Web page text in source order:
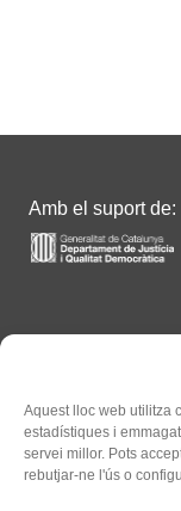
Aquest lloc web utilitza
estadístiques i
servei millor. Pots
rebutjar-ne l'ús o
Amb el suport de: